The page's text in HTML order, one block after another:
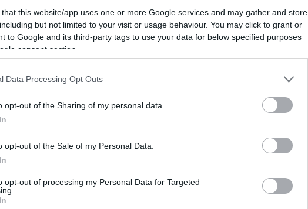
that this website/app uses one or more Google services and may gather and store
but not limited to your visit or usage behaviour. You may click to grant or
to Google and its third-party tags to use your data for below specified purposes
consent section.
Data Processing Opt Outs
opt-out of the Sharing of my personal data.
opt-out of the Sale of my Personal Data.
opt-out of processing my Personal Data for Targeted
senza l’ansia di possibili controlli fiscali o
a dover correre per risolvere una
di goderti una giornata al mare?
sapere che non ci saranno più frenetiche
agli sportelli dell’Agenzia. Tuttavia, è
è totale. In caso di situazioni di particolare
di inviare comunicazioni anche durante i
Adempimenti e nella Circolare n. 9/E